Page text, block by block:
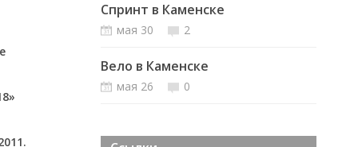
Спринт в Каменске
мая 30 2
Вело в Каменске
мая 26 0